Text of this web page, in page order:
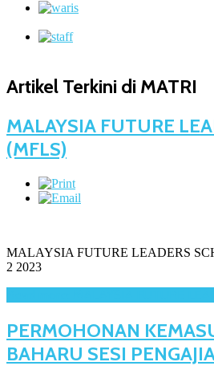
Artikel Terkini di MATRI
MALAYSIA FUTURE
(MFLS)
MALAYSIA FUTURE LEADERS
2 2023
PERMOHONAN
BAHARU SESI